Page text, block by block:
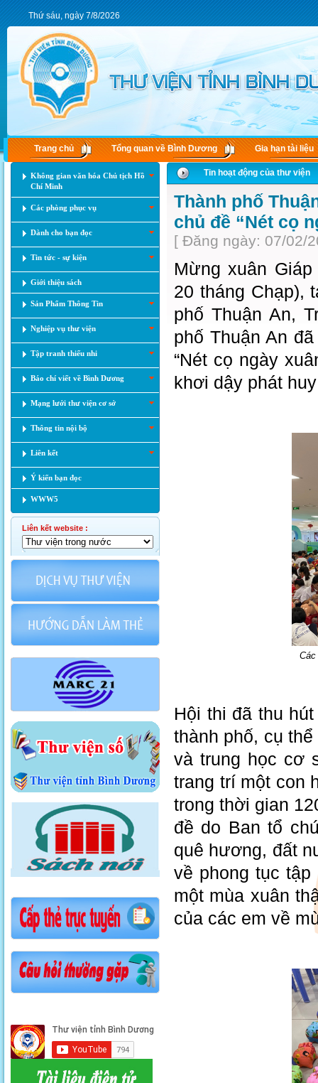
Thứ sáu, ngày 7/8/2026
Trang chủ Tổng quan về Bình Dương Gia hạn tài liệu
Không gian văn hóa Chủ tịch Hồ
Chí Minh
Các phòng phục vụ
Dành cho bạn đọc
Tin tức - sự kiện
Giới thiệu sách
Sản Phẩm Thông Tin
Nghiệp vụ thư viện
Tập tranh thiếu nhi
Báo chí viết về Bình Dương
Mạng lưới thư viện cơ sở
Thông tin nội bộ
Liên kết
Ý kiến bạn đọc
WWW5
Liên kết website :
Tin hoạt động của thư viện
Thành phố
chủ đề “Nét cọ
[ Đăng ngày: 07/02/
Mừng xuân
20 tháng Chạp),
phố Thuận An,
phố Thuận An
“Nét cọ ngày
khơi dậy phát
Hội thi đã thu
thành phố, cụ
và trung học cơ
trang trí một con
trong thời gian
đề do Ban tổ
quê hương, đất
về phong tục
một mùa xuân
của các em về